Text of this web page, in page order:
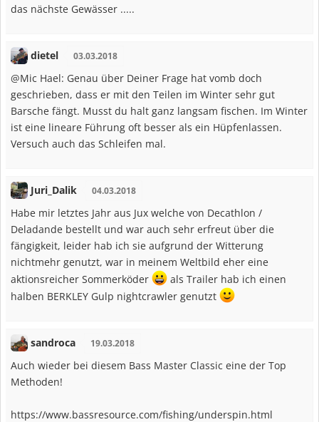
das nächste Gewässer .....
dietel 03.03.2018
@Mic Hael: Genau über Deiner Frage hat vomb doch
geschrieben, dass er mit den Teilen im Winter sehr gut
Barsche fängt. Musst du halt ganz langsam fischen. Im Winter
ist eine lineare Führung oft besser als ein Hüpfenlassen.
Versuch auch das Schleifen mal.
Juri_Dalik 04.03.2018
Habe mir letztes Jahr aus Jux welche von Decathlon /
Deladande bestellt und war auch sehr erfreut über die
fängigkeit, leider hab ich sie aufgrund der Witterung
nichtmehr genutzt, war in meinem Weltbild eher eine
aktionsreicher Sommerköder
als Trailer hab ich einen
halben BERKLEY Gulp nightcrawler genutzt
sandroca 19.03.2018
Auch wieder bei diesem Bass Master Classic eine der Top
Methoden!
https://www.bassresource.com/fishing/underspin.html